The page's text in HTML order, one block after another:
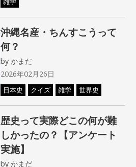
沖縄名産・ちんすこうって
何？
byかまだ
2026年02月26日
日本史 クイズ 雑学 世界史
歴史って実際どこの何が難
しかったの？【アンケート
実施】
byかまだ